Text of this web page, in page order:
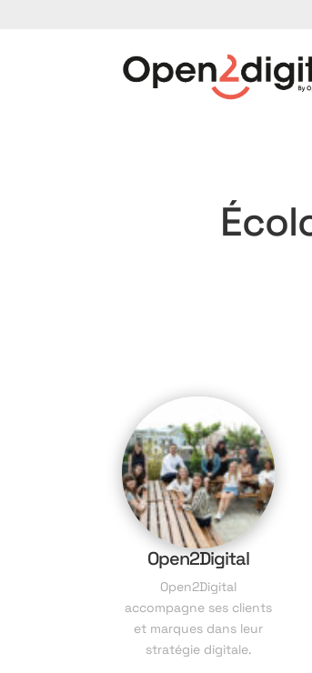
Open2Digital
Open2Digital
accompagne ses clients
et marques dans leur
stratégie digitale.